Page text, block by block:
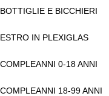
BOTTIGLIE E BICCHIERI
ESTRO IN PLEXIGLAS
COMPLEANNI 0-18 ANNI
COMPLEANNI 18-99 ANNI